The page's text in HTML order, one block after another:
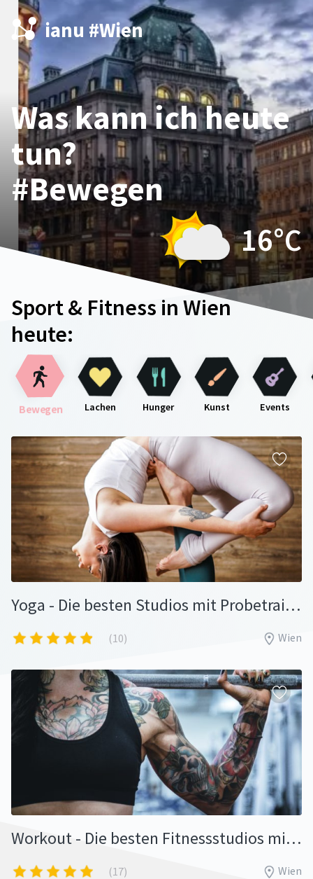
ianu #Wien
Was kann ich heute
tun?
#Bewegen
16°C
Sport & Fitness in Wien
heute:
Bewegen Lachen Hunger Kunst Events
Yoga - Die besten Studios mit Probetraining
(10) Wien
Workout - Die besten Fitnessstudios mit Probetraining
(17) Wien